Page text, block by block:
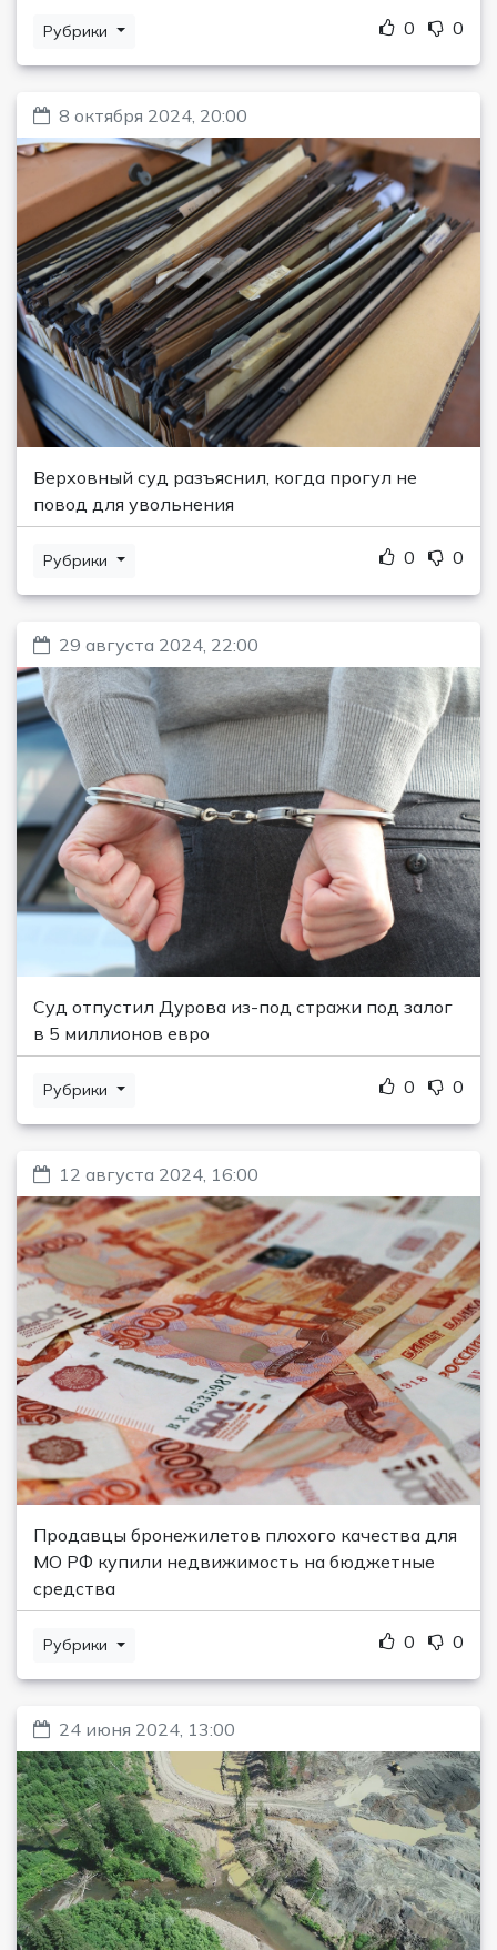
Рубрики 0 0
8 октября 2024, 20:00
Верховный суд разъяснил, когда прогул не
повод для увольнения
Рубрики 0 0
29 августа 2024, 22:00
Суд отпустил Дурова из-под стражи под залог
в 5 миллионов евро
Рубрики 0 0
12 августа 2024, 16:00
Продавцы бронежилетов плохого качества для
МО РФ купили недвижимость на бюджетные
средства
Рубрики 0 0
24 июня 2024, 13:00